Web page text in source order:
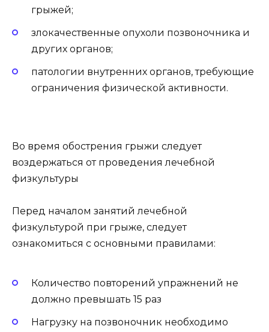
грыжей;
злокачественные опухоли позвоночника и
других органов;
патологии внутренних органов, требующие
ограничения физической активности.
Во время обострения грыжи следует
воздержаться от проведения лечебной
физкультуры
Перед началом занятий лечебной
физкультурой при грыже, следует
ознакомиться с основными правилами:
Количество повторений упражнений не
должно превышать 15 раз
Нагрузку на позвоночник необходимо